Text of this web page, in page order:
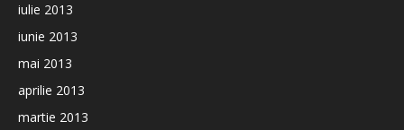
iulie 2013
iunie 2013
mai 2013
aprilie 2013
martie 2013